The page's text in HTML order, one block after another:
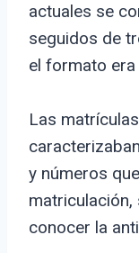
actuales se
seguidos de
el formato
Las
y números
conocer la